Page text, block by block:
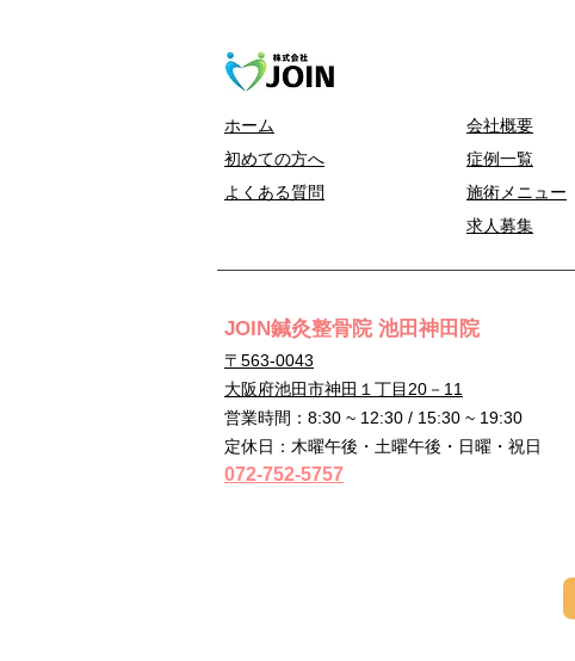
ホーム
初めての方へ
よくある質問
会社概要
症例一覧
施術メニュー
求人募集
JOIN鍼灸整骨院 池田神田院
〒563-0043
大阪府池田市神田１丁目20－11
営業時間：8:30 ~ 12:30 / 15:30 ~ 19:30
定休日：木曜午後・土曜午後・日曜・祝日
072-752-5757